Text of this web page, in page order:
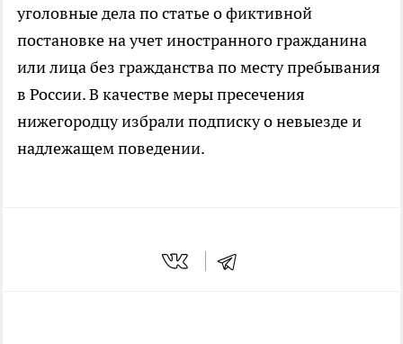
уголовные дела по статье о фиктивной
постановке на учет иностранного гражданина
или лица без гражданства по месту пребывания
в России. В качестве меры пресечения
нижегородцу избрали подписку о невыезде и
надлежащем поведении.